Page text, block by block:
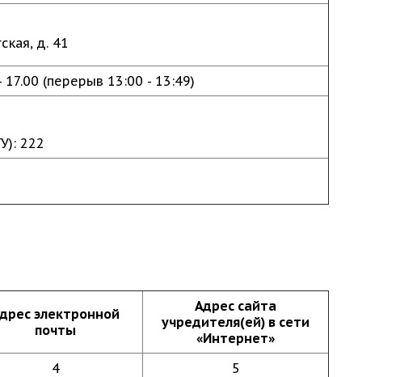
д. 41
17.00 (перерыв 13:00 - 13:49)
222
электронной
почты
Адрес сайта
учредителя(ей) в сети
«Интернет»
4
5